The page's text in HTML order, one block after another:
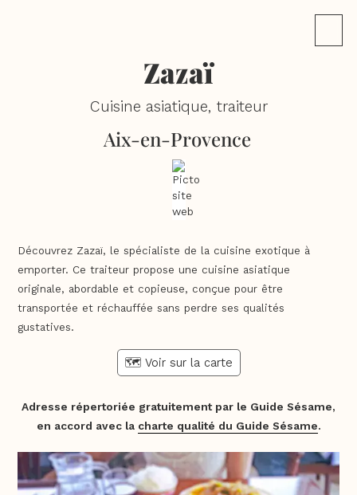
Zazaï
Cuisine asiatique, traiteur
Aix-en-Provence
Découvrez Zazaï, le spécialiste de la cuisine exotique à
emporter. Ce traiteur propose une cuisine asiatique
originale, abordable et copieuse, conçue pour être
transportée et réchauffée sans perdre ses qualités
gustatives.
🗺️ Voir sur la carte
Adresse répertoriée gratuitement par le Guide Sésame,
en accord avec la charte qualité du Guide Sésame.